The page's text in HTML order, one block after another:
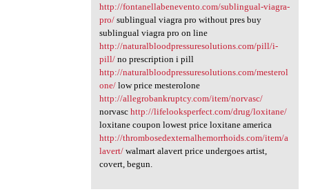
http://fontanellabenevento.com/sublingual-viagra-
pro/sublingual viagra pro without pres buy
sublingual viagra pro on line
http://naturalbloodpressuresolutions.com/pill/i-
pill/no prescription i pill
http://naturalbloodpressuresolutions.com/mesterol
one/low price mesterolone
http://allegrobankruptcy.com/item/norvasc/
norvasc http://lifelooksperfect.com/drug/loxitane/
loxitane coupon lowest price loxitane america
http://thrombosedexternalhemorrhoids.com/item/a
lavert/walmart alavert price undergoes artist,
covert, begun.